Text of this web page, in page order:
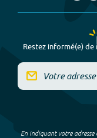
Restez informé(e)
En indiquant votre adresse